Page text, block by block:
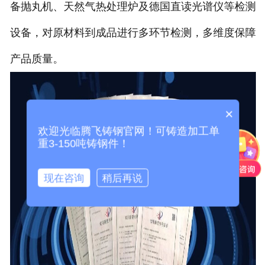
备抛丸机、天然气热处理炉及德国直读光谱仪等检测
设备，对原材料到成品进行多环节检测，多维度保障
产品质量。
×
欢迎光临腾飞铸钢官网！可铸造加工单
重3-150吨铸钢件！
现在咨询 稍后再说